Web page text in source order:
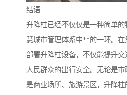
结语
升降柱已经不仅仅是一种简单
慧城市管理体系中**的一环。
部署升降柱设备，不仅能提升
人民群众的出行安全。无论是
是商业场所、旅游景区，升降